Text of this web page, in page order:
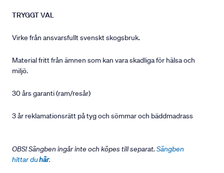
TRYGGT VAL
Virke från ansvarsfullt svenskt skogsbruk.
Material fritt från ämnen som kan vara skadliga för hälsa och
miljö.
30 års garanti (ram/resår)
3 år reklamationsrätt på tyg och sömmar och bäddmadrass
OBS! Sängben ingår inte och köpes till separat. Sängben
hittar duhär.